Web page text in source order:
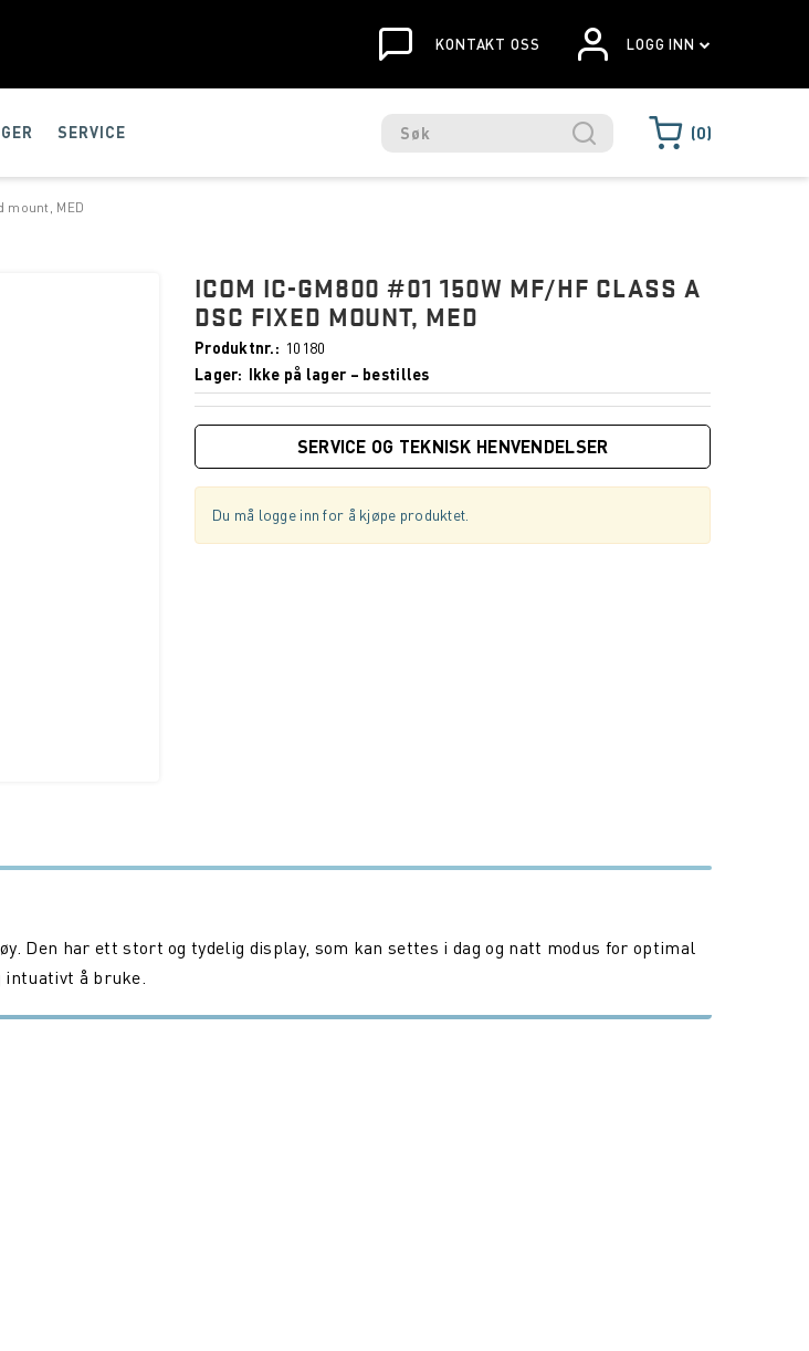
KONTAKT OSS LOGG INN
SERVICE 0
mount, MED
ICOM IC-GM800 #01 150W MF/HF CLASS A
DSC FIXED MOUNT, MED
Produktnr.
10180
Lager
Ikke på lager – bestilles
SERVICE OG TEKNISK HENVENDELSER
Du må logge inn for å kjøpe produktet.
Den har ett stort og tydelig display, som kan settes i dag og natt modus for optimal
intuativt å bruke.